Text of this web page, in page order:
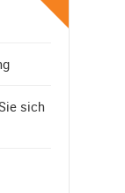
sich